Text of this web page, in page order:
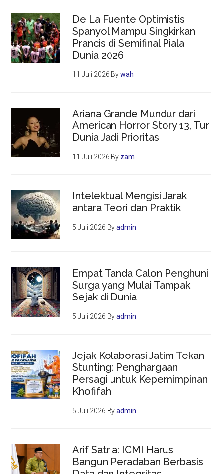
De La Fuente Optimistis
Spanyol Mampu Singkirkan
Prancis di Semifinal Piala
Dunia 2026
11 Juli 2026 Bywah
Ariana Grande Mundur dari
American Horror Story 13, Tur
Dunia Jadi Prioritas
11 Juli 2026 By zam
Intelektual Mengisi Jarak
antara Teori dan Praktik
5 Juli 2026 Byadmin
Empat Tanda Calon Penghuni
Surga yang Mulai Tampak
Sejak di Dunia
5 Juli 2026 Byadmin
Jejak Kolaborasi Jatim Tekan
Stunting: Penghargaan
Persagi untuk Kepemimpinan
Khofifah
5 Juli 2026 Byadmin
Arif Satria: ICMI Harus
Bangun Peradaban Berbasis